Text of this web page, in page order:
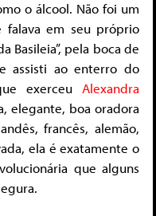
o álcool. Não foi um
falava em seu próprio
Basileia”, pela boca de
assisti ao enterro do
exerceu Alexandra
elegante, boa oradora
francês, alemão,
ela é exatamente o
que alguns